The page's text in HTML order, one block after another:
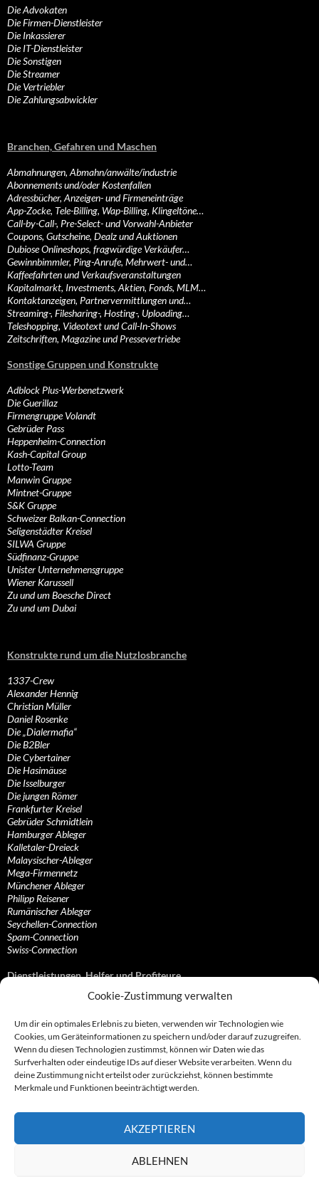
Cookie-Zustimmung verwalten
Um dir ein optimales Erlebnis zu bieten, verwenden wir Technologien wie
Cookies, um Geräteinformationen zu speichern und/oder darauf zuzugreifen.
Wenn du diesen Technologien zustimmst, können wir Daten wie das
Surfverhalten oder eindeutige IDs auf dieser Website verarbeiten. Wenn du
deine Zustimmung nicht erteilst oder zurückziehst, können bestimmte
Merkmale und Funktionen beeinträchtigt werden.
AKZEPTIEREN
ABLEHNEN
Die Advokaten
Die Firmen-Dienstleister
Die Inkassierer
Die IT-Dienstleister
Die Sonstigen
Die Streamer
Die Vertriebler
Die Zahlungsabwickler
Branchen, Gefahren und Maschen
Abmahnungen, Abmahn/anwälte/industrie
Abonnements und/oder Kostenfallen
Adressbücher, Anzeigen- und Firmeneinträge
App-Zocke, Tele-Billing, Wap-Billing, Klingeltöne…
Call-by-Call-, Pre-Select- und Vorwahl-Anbieter
Coupons, Gutscheine, Dealz und Auktionen
Dubiose Onlineshops, fragwürdige Verkäufer…
Gewinnbimmler, Ping-Anrufe, Mehrwert- und…
Kaffeefahrten und Verkaufsveranstaltungen
Kapitalmarkt, Investments, Aktien, Fonds, MLM…
Kontaktanzeigen, Partnervermittlungen und…
Streaming-, Filesharing-, Hosting-, Uploading…
Teleshopping, Videotext und Call-In-Shows
Zeitschriften, Magazine und Pressevertriebe
Sonstige Gruppen und Konstrukte
Adblock Plus-Werbenetzwerk
Die Guerillaz
Firmengruppe Volandt
Gebrüder Pass
Heppenheim-Connection
Kash-Capital Group
Lotto-Team
Manwin Gruppe
Mintnet-Gruppe
S&K Gruppe
Schweizer Balkan-Connection
Seligenstädter Kreisel
SILWA Gruppe
Südfinanz-Gruppe
Unister Unternehmensgruppe
Wiener Karussell
Zu und um Boesche Direct
Zu und um Dubai
Konstrukte rund um die Nutzlosbranche
1337-Crew
Alexander Hennig
Christian Müller
Daniel Rosenke
Die „Dialermafia“
Die B2Bler
Die Cybertainer
Die Hasimäuse
Die Isselburger
Die jungen Römer
Frankfurter Kreisel
Gebrüder Schmidtlein
Hamburger Ableger
Kalletaler-Dreieck
Malaysischer-Ableger
Mega-Firmennetz
Münchener Ableger
Philipp Reisener
Rumänischer Ableger
Seychellen-Connection
Spam-Connection
Swiss-Connection
Dienstleistungen, Helfer und Profiteure
Anonymisierungsdienste, VPN- und Web-Proxy…
Bezahlsysteme, Finanzdienstleister und…
Bürodienstleister, Firmengründer- und/oder…
Datenhändler, Adressbroker und zielgerichtetes…
Hosting, Routing, Provider, Domain-, Web- und…
Inkasso, Forderungsmanagement und eintreibende…
Spieleanbieter, Online- und Browsergames
Partnerprogramme, Vertriebskanäle- und…
Telekommunikationsdienstleister, Internet…
Vereine, Verbände, Vereinigungen und Lobbyisten
Web-Rotlichtbezirk, Erotik- und XXX-Anbieter
Sonstige Dienstleister, Profiteure und Kooperationen